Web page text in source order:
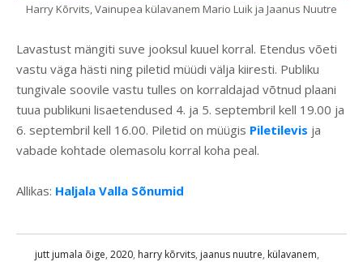
Harry Kõrvits, Vainupea külavanem Mario Luik ja Jaanus Nuutre
Lavastust mängiti suve jooksul kuuel korral. Etendus võeti
vastu väga hästi ning piletid müüdi välja kiiresti. Publiku
tungivale soovile vastu tulles on korraldajad võtnud plaani
tuua publikuni lisaetendused 4. ja 5. septembril kell 19.00 ja
6. septembril kell 16.00. Piletid on müügis Piletilevis ja
vabade kohtade olemasolu korral koha peal.
Allikas: Haljala Valla Sõnumid
jutt jumala õige, 2020, harry kõrvits, jaanus nuutre, külavanem,